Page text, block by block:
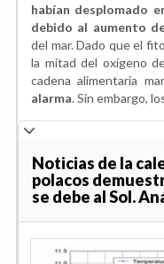
habían desplomado
debido al aumento
del mar. Dado que el
la mitad del oxígeno
cadena alimentaria
alarma. Sin embargo,
Noticias de la
polacos
se debe al Sol.